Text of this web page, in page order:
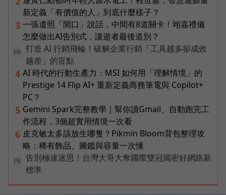
新定義「有價值的人」到底什麼樣子？
3 一張遺照「開口」說話，中間有8道關卡！翊嘉禮儀
怎麼做出AI告別式，讓逝者最後道別？
PR
打造 AI 行銷飛輪！破解企業行銷「工具越多卻成效
越差」的盲點
4 AI 時代的行動生產力：MSI 如何用「理解情境」的
Prestige 14 Flip AI+ 重新定義商務筆電與 Copilot+
PC？
5 Gemini Spark完整教學｜幫你讀Gmail、自動跑完工
作流程，3個超實用情境一次看
6 皮克敏太多該放生哪隻？Pikmin Bloom背包整理攻
略：稀有飾品、圖鑑與容量一次懂
PR
告別極速迷思！台灣大哥大奪國際雙冠揭密好網路新
標準